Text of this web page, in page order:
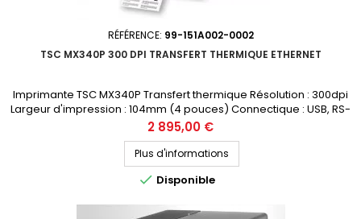
RÉFÉRENCE: 99-151A002-0002
TSC MX340P 300 DPI TRANSFERT THERMIQUE ETHERNET
Imprimante TSC MX340P Transfert thermique Résolution : 300dpi
Largeur d'impression : 104mm (4 pouces) Connectique : USB, RS-
232, Ethernet Prix public (avant remise) : 2895€ HT Demandez votre
devis personnalisé
Prix
2 895,00 €
Plus d'informations
 Disponible